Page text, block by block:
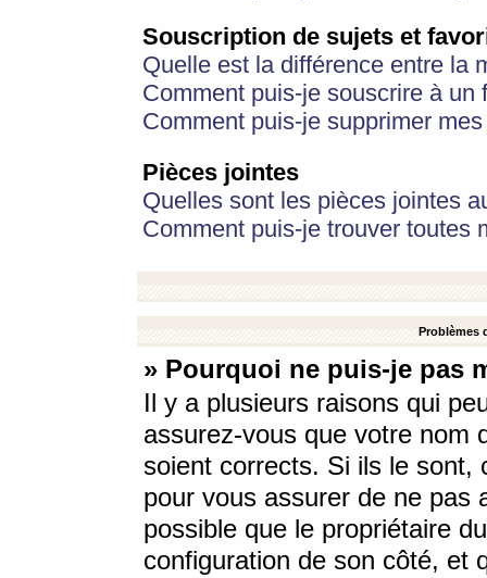
Souscription de sujets et
Quelle est la différence entre la
Comment puis-je souscrire à
Comment puis-je supprimer
Pièces jointes
Quelles sont les pièces jointes
Comment puis-je trouver toutes
Problèmes
» Pourquoi ne puis-je pas
Il y a plusieurs raisons qui
assurez-vous que votre nom
soient corrects. Si ils le sont,
pour vous assurer de ne pas
possible que le propriétaire
configuration de son côté, et